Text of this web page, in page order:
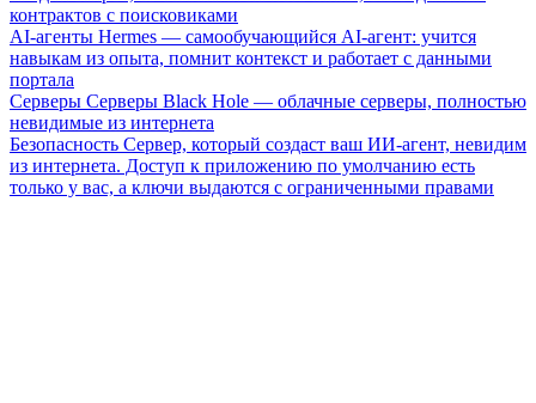
контрактов с поисковиками
AI-агенты Hermes — самообучающийся AI-агент: учится
навыкам из опыта, помнит контекст и работает с данными
портала
Серверы Серверы Black Hole — облачные серверы, полностью
невидимые из интернета
Безопасность Сервер, который создаст ваш ИИ-агент, невидим
из интернета. Доступ к приложению по умолчанию есть
только у вас, а ключи выдаются с ограниченными правами